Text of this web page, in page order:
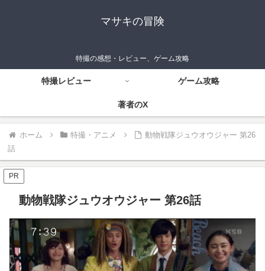
マサキの冒険
特撮の感想・レビュー、ゲーム攻略
特撮レビュー ゲーム攻略
著者のX
ホーム 特撮・アニメ
動物戦隊ジュウオウジャー 第26
話
PR
動物戦隊ジュウオウジャー 第26話